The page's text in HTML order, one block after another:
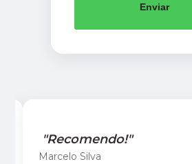
Enviar
"Recomendo!"
Marcelo Silva